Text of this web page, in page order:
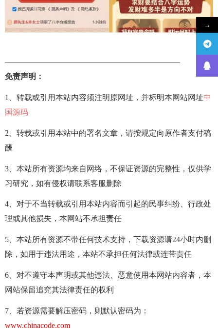
——————————————————————–
免责声明：
1、转载或引用本站内容须注明原网址，并标明本网站网址中
国源码
2、转载或引用本站中的署名文章，请按规定向原作者支付稿
酬
3、本站所有资源均来自网络，不保证资源的完整性，仅供学
习研究，如有侵权请联系客服删除
4、对于不当转载或引用本站内容而引起的民事纠纷、行政处
理或其他损失，本网站不承担责任
5、本站所有资源不带任何技术支持，下载资源请24小时内删
除，如用于违法用途，本站不承担任何法律或连带责任
6、对不遵守本声明或其他违法、恶意使用本网站内容者，本
网站保留追究其法律责任的权利
7、若资源需要解压密码，则默认密码为：
www.chinacode.com
→